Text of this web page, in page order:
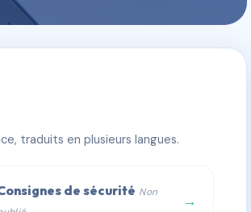
traduits en plusieurs langues.
de sécurité Non
→